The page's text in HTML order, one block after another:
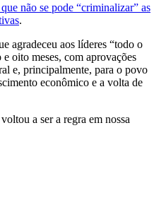
não se pode “criminalizar” as
.
agradeceu aos líderes “todo o
oito meses, com aprovações
e, principalmente, para o povo
econômico e a volta de
a ser a regra em nossa